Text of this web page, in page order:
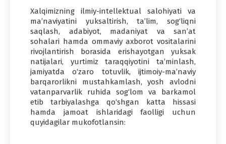
Xalqimizning ilmiy-intellektual salohiyati va
ma’naviyatini yuksaltirish, ta’lim, sog‘liqni
saqlash, adabiyot, madaniyat va san’at
sohalari hamda ommaviy axborot vositalarini
rivojlantirish borasida erishayotgan yuksak
natijalari, yurtimiz taraqqiyotini ta’minlash,
jamiyatda o‘zaro totuvlik, ijtimoiy-ma’naviy
barqarorlikni mustahkamlash, yosh avlodni
vatanparvarlik ruhida sog‘lom va barkamol
etib tarbiyalashga qo‘shgan katta hissasi
hamda jamoat ishlaridagi faolligi uchun
quyidagilar mukofotlansin: